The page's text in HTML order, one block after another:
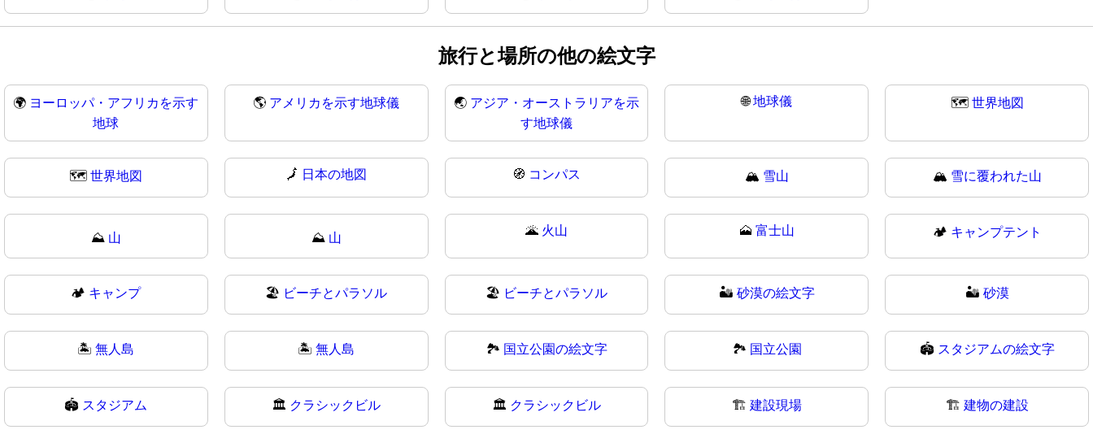
旅行と場所の他の絵文字
🌍 ヨーロッパ・アフリカを示す
地球
🌎 アメリカを示す地球儀 🌏 アジア・オーストラリアを示
す地球儀
🌐地球儀 🗺️ 世界地図
🗺世界地図 🗾 日本の地図 🧭 コンパス 🏔️ 雪山 🏔 雪に覆われた山
⛰️ 山 ⛰ 山
🌋 火山 🗻 富士山 🏕️ キャンプテント
🏕 キャンプ 🏖️ ビーチとパラソル 🏖 ビーチとパラソル 🏜️ 砂漠の絵文字 🏜 砂漠
🏝️無人島 🏝無人島 🏞️ 国立公園の絵文字 🏞 国立公園 🏟️ スタジアムの絵文字
🏟 スタジアム 🏛️ クラシックビル 🏛 クラシックビル 🏗️ 建設現場 🏗 建物の建設